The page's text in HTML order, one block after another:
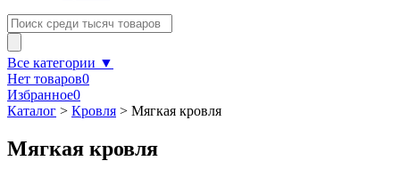
Все категории ▼
Нет товаров0
Избранное0
Каталог > Кровля > Мягкая кровля
Мягкая кровля